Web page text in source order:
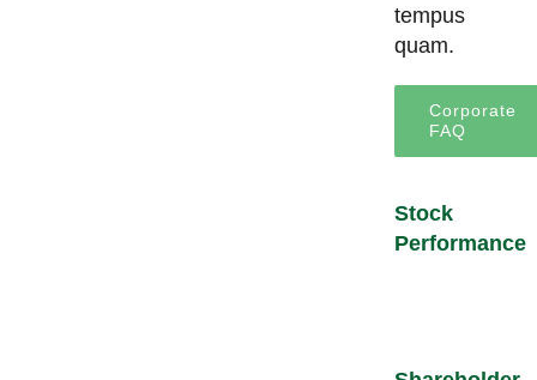
tempus
quam.
Corporate
FAQ
Stock
Performance